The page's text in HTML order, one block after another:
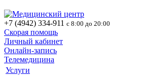
+7 (4942) 334-911 с 8:00 до 20:00
Скорая помощь
Личный кабинет
Онлайн-запись
Телемедицина
Услуги